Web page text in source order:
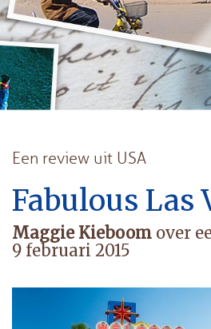
Een review uit USA
Fabulous Las
Maggie Kieboom over
9 februari 2015